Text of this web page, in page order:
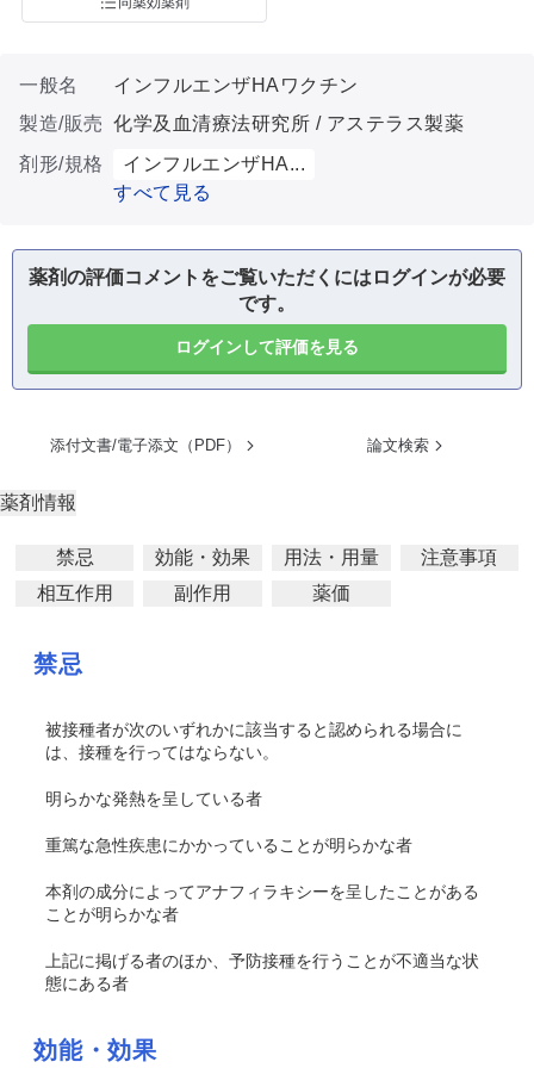
一般名
インフルエンザHAワクチン
製造/販売 化学及血清療法研究所 / アステラス製薬
剤形/規格
インフルエンザHA...
すべて見る
薬剤の評価コメントをご覧いただくにはログインが必要
です。
ログインして評価を見る
添付文書/電子添文（PDF） 論文検索
薬剤情報
禁忌 効能・効果 用法・用量
注意事項
相互作用
副作用 薬価
禁忌
被接種者が次のいずれかに該当すると認められる場合に
は、接種を行ってはならない。
明らかな発熱を呈している者
重篤な急性疾患にかかっていることが明らかな者
本剤の成分によってアナフィラキシーを呈したことがある
ことが明らかな者
上記に掲げる者のほか、予防接種を行うことが不適当な状
態にある者
効能・効果